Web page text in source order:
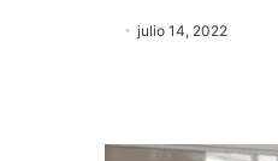
julio 14, 2022